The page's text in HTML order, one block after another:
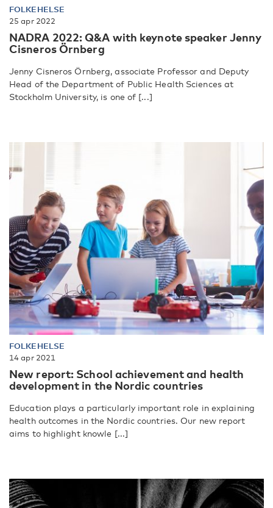
FOLKEHELSE
25 apr 2022
NADRA 2022: Q&A with keynote speaker Jenny
Cisneros Örnberg
Jenny Cisneros Örnberg, associate Professor and Deputy
Head of the Department of Public Health Sciences at
Stockholm University, is one of [...]
FOLKEHELSE
14 apr 2021
New report: School achievement and health
development in the Nordic countries
Education plays a particularly important role in explaining
health outcomes in the Nordic countries. Our new report
aims to highlight knowle [...]